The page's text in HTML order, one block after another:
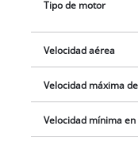
puede montarse sin
sencilla, ahorrando
dispone de un soporte
Tipo de motor
Velocidad aérea
Velocidad máxima
Velocidad mínima